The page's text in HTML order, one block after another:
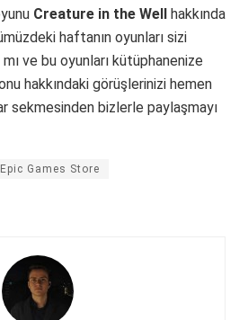
Creature in the Well hakkında
haftanın oyunları sizi
ve bu oyunları kütüphanenize
hakkındaki görüşlerinizi hemen
sekmesinden bizlerle paylaşmayı
Epic Games Store